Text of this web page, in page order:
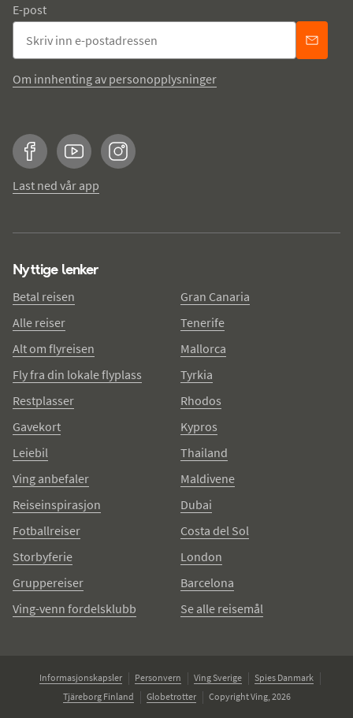
E-post
Om innhenting av personopplysninger
FacebookYouTubeInstagram
Last ned vår app
Nyttige lenker
Betal reisen
Alle reiser
Alt om flyreisen
Fly fra din lokale flyplass
Restplasser
Gavekort
Leiebil
Ving anbefaler
Reiseinspirasjon
Fotballreiser
Storbyferie
Gruppereiser
Ving-venn fordelsklubb
Gran Canaria
Tenerife
Mallorca
Tyrkia
Rhodos
Kypros
Thailand
Maldivene
Dubai
Costa del Sol
London
Barcelona
Se alle reisemål
Informasjonskapsler Personvern Ving Sverige
Spies Danmark
Tjäreborg Finland
Globetrotter Copyright Ving, 2026